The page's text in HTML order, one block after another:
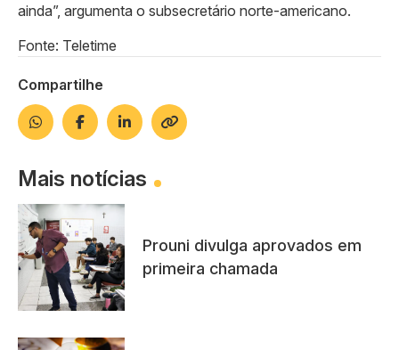
ainda”, argumenta o subsecretário norte-americano.
Fonte: Teletime
Compartilhe
Mais notícias
Prouni divulga aprovados em
primeira chamada